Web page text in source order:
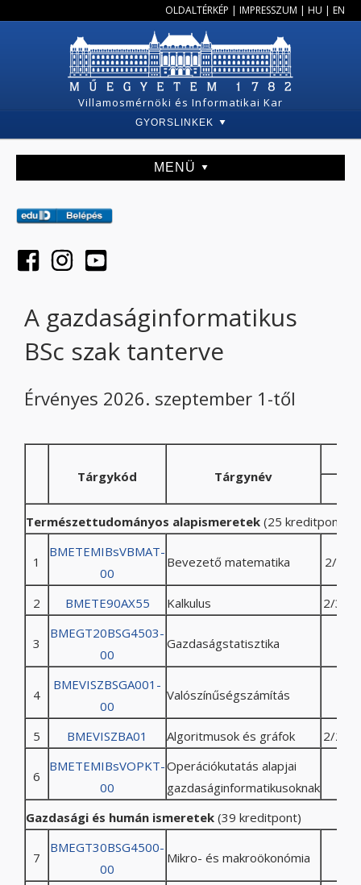
OLDALTÉRKÉP | IMPRESSZUM | HU | EN
Villamosmérnöki és Informatikai Kar
GYORSLINKEK
MENÜ
A gazdaságinformatikus
BSc szak tanterve
Érvényes 2026. szeptember 1-től
Tárgykód
Tárgynév
Természettudományos alapismeretek (25 kreditpont)
1
BMETEMIBsVBMAT-
00
Bevezető matematika 2/1/
2 BMETE90AX55 Kalkulus 2/3/
3
BMEGT20BSG4503-
00
Gazdaságstatisztika
4
BMEVISZBSGA001-
00
Valószínűségszámítás
5 BMEVISZBA01 Algoritmusok és gráfok 2/2/
6
BMETEMIBsVOPKT-
00
Operációkutatás alapjai
gazdaságinformatikusoknak
Gazdasági és humán ismeretek (39 kreditpont)
7
BMEGT30BSG4500-
00
Mikro- és makroökonómia